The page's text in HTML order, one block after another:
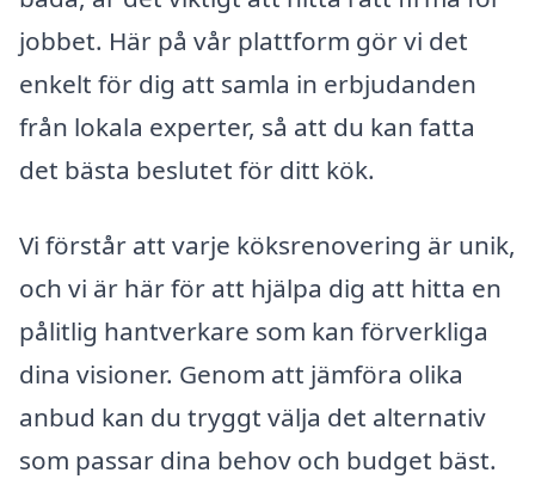
jobbet. Här på vår plattform gör vi det
enkelt för dig att samla in erbjudanden
från lokala experter, så att du kan fatta
det bästa beslutet för ditt kök.
Vi förstår att varje köksrenovering är unik,
och vi är här för att hjälpa dig att hitta en
pålitlig hantverkare som kan förverkliga
dina visioner. Genom att jämföra olika
anbud kan du tryggt välja det alternativ
som passar dina behov och budget bäst.